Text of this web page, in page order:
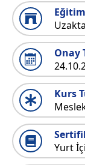
Onay
Kurs
Yurt